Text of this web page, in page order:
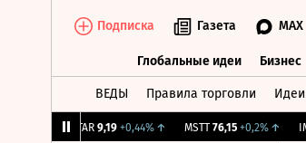
Подписка Газета MAX
Глобальные идеи Бизнес
ВЕДЫ Правила торговли
9,19 +0,44%↑ MSTT 76,15 +0,2%↑